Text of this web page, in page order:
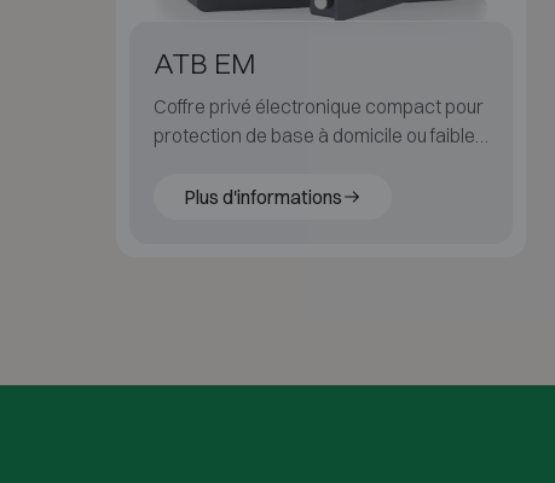
ATB EM
Coffre privé électronique compact pour
protection de base à domicile ou faible
Plus d'informations